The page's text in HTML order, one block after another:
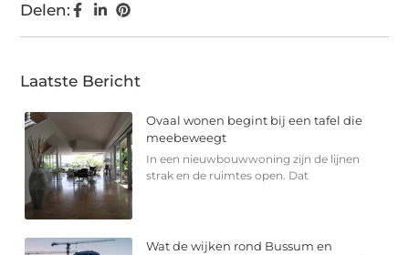
Delen:
Laatste Bericht
Ovaal wonen begint bij een tafel die
meebeweegt
In een nieuwbouwwoning zijn de lijnen
strak en de ruimtes open. Dat
Wat de wijken rond Bussum en